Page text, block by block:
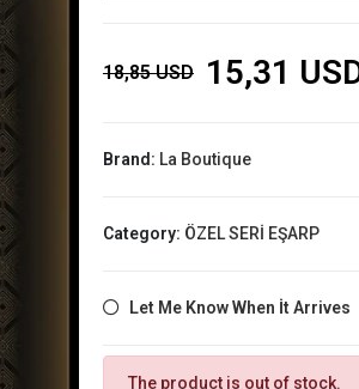
18,85 USD 15,31
Brand: La Boutique
Category: ÖZEL SERİ EŞARP
Let Me Know When İt Arrives
The product is out of stock.